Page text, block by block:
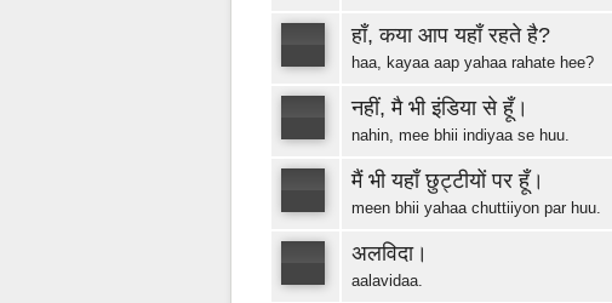
हाँ, कया आप यहाँ रहते है?
haa, kayaa aap yahaa rahate hee?
नहीं, मै भी इंडिया से हूँ।
nahin, mee bhii indiyaa se huu.
मैं भी यहाँ छुट्टीयों पर हूँ।
meen bhii yahaa chuttiiyon par huu.
अलविदा।
aalavidaa.